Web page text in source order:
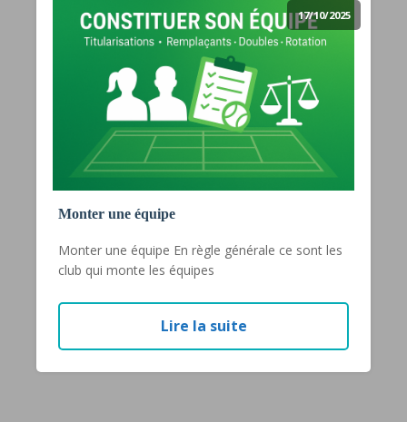
17/10/2025
Monter une équipe
Monter une équipe En règle générale ce sont les
club qui monte les équipes
Lire la suite